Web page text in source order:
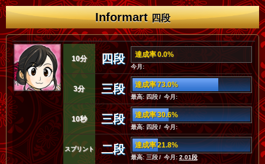
Informart四段
10分 四段 達成率 0.0%
今月:
3分 三段 達成率 73.0%
最高: 四段 / 今月:
10秒 三段 達成率 30.6%
最高: 四段 / 今月:
スプリント 二段 達成率 21.8%
最高: 三段 / 今月: 2.01段